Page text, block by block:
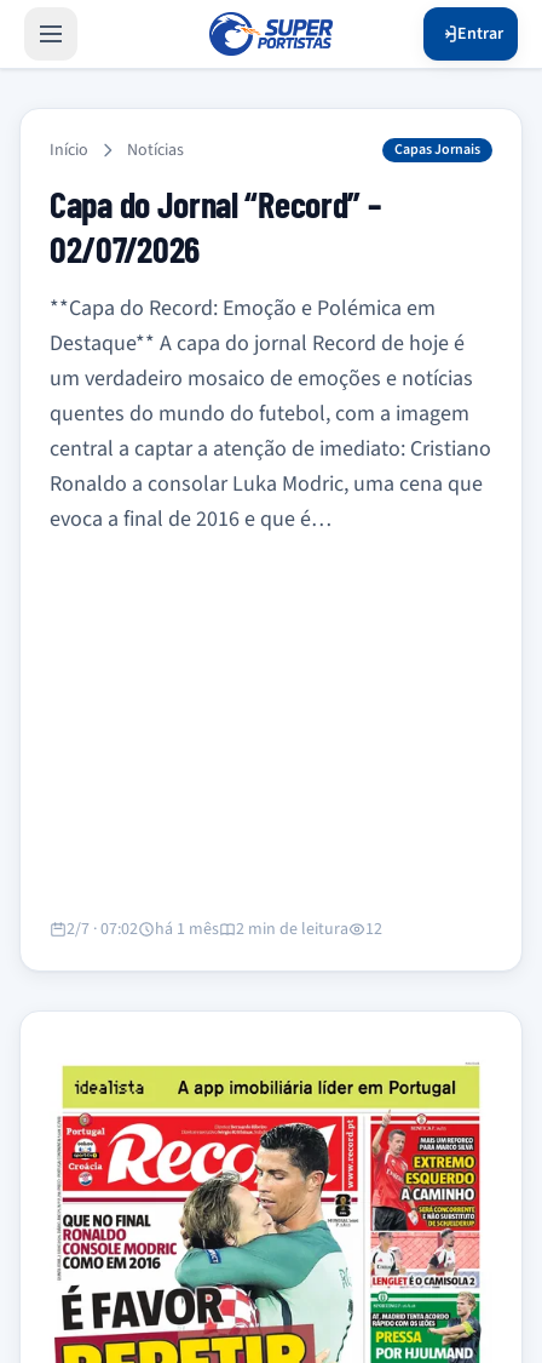
Entrar
Início Notícias Capas Jornais
Capa do Jornal “Record” –
02/07/2026
**Capa do Record: Emoção e Polémica em
Destaque** A capa do jornal Record de hoje é
um verdadeiro mosaico de emoções e notícias
quentes do mundo do futebol, com a imagem
central a captar a atenção de imediato: Cristiano
Ronaldo a consolar Luka Modric, uma cena que
evoca a final de 2016 e que é…
2/7 · 07:02 há 1 mês 2 min de leitura 12